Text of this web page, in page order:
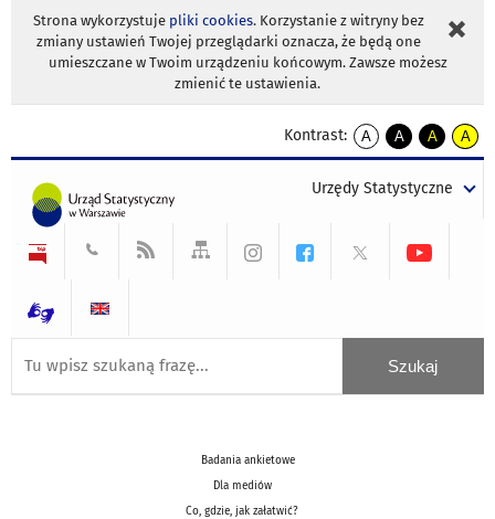
Strona wykorzystuje pliki cookies. Korzystanie z witryny bez
zmiany ustawień Twojej przeglądarki oznacza, że będą one
umieszczane w Twoim urządzeniu końcowym. Zawsze możesz
zmienić te ustawienia.
Kontrast:
A
kontrast
A
kontrast
tekst
czarnym
A
kontrast
tekst
czarnym
A
tekst
żółtym
Urzędy Statystyczne
Badania ankietowe
Dla mediów
Co, gdzie, jak załatwić?